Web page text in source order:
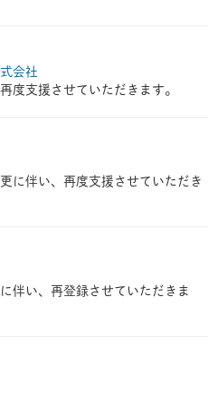
会社
度支援させていただきます。
に伴い、再度支援させていただき
伴い、再登録させていただきま